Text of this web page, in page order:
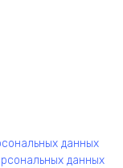
данных
данных